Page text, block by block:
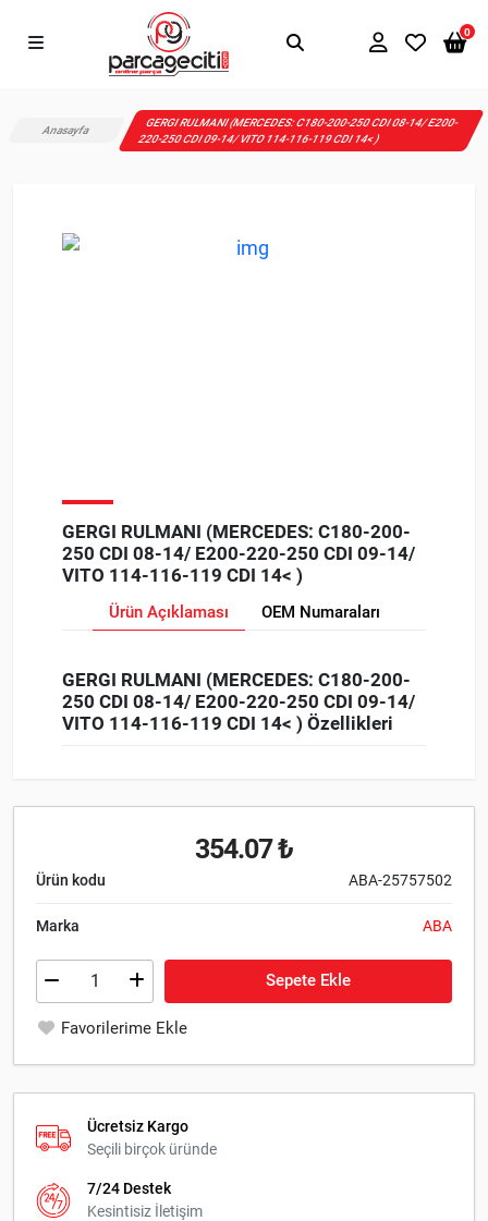
0
Anasayfa
GERGI RULMANI (MERCEDES: C180-200-250 CDI 08-14/ E200-
220-250 CDI 09-14/ VITO 114-116-119 CDI 14< )
GERGI RULMANI (MERCEDES: C180-200-
250 CDI 08-14/ E200-220-250 CDI 09-14/
VITO 114-116-119 CDI 14< )
Ürün Açıklaması OEM Numaraları
GERGI RULMANI (MERCEDES: C180-200-
250 CDI 08-14/ E200-220-250 CDI 09-14/
VITO 114-116-119 CDI 14< ) Özellikleri
354.07 ₺
Ürün kodu ABA-25757502
Marka ABA
Sepete Ekle
Favorilerime Ekle
Ücretsiz Kargo
Seçili birçok üründe
7/24 Destek
Kesintisiz İletişim